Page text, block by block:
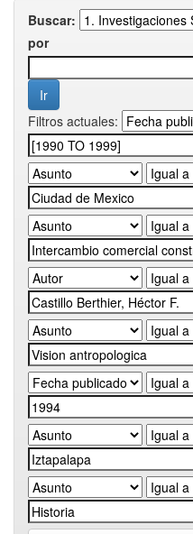
Buscar:
por
Filtros actuales: